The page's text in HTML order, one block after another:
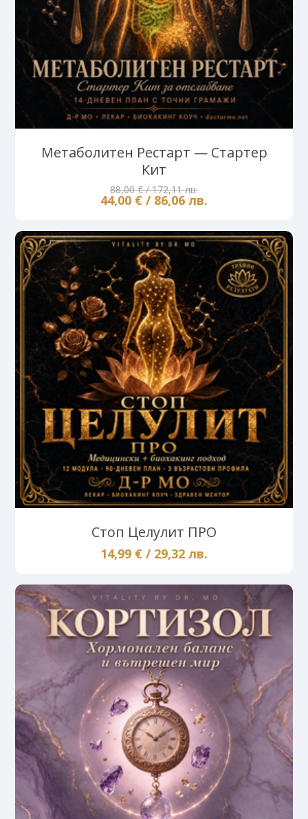
Метаболитен Рестарт — Стартер
Кит
88,00 € / 172,11 лв.
44,00 € / 86,06 лв.
Стоп Целулит ПРО
14,99 € / 29,32 лв.